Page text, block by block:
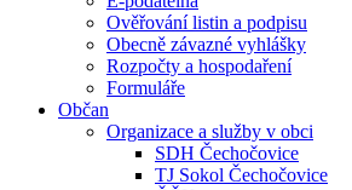
Ověřování listin a podpisu
Obecně závazné vyhlášky
Rozpočty a hospodaření
Formuláře
Občan
Organizace a služby v obci
SDH Čechočovice
TJ Sokol Čechočovice